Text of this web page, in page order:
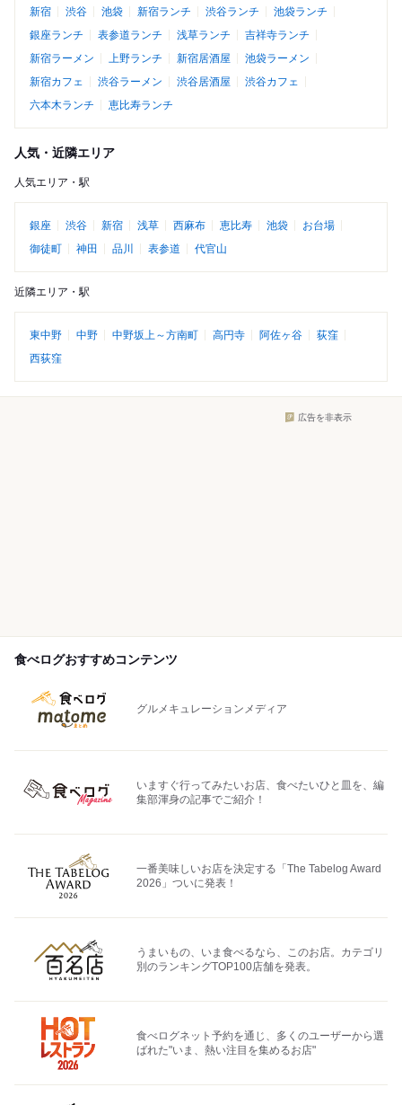
新宿 渋谷 池袋 新宿ランチ 渋谷ランチ
池袋ランチ
銀座ランチ
表参道ランチ 浅草ランチ
吉祥寺ランチ
新宿ラーメン
上野ランチ 新宿居酒屋
池袋ラーメン
新宿カフェ
渋谷ラーメン 渋谷居酒屋
渋谷カフェ
六本木ランチ
恵比寿ランチ
人気・近隣エリア
人気エリア・駅
銀座 渋谷 新宿 浅草 西麻布 恵比寿 池袋
お台場
御徒町
神田 品川 表参道 代官山
近隣エリア・駅
東中野 中野 中野坂上～方南町 高円寺 阿佐ヶ谷
荻窪
西荻窪
広告を非表示
食べログおすすめコンテンツ
グルメキュレーションメディア
いますぐ行ってみたいお店、食べたいひと皿を、編
集部渾身の記事でご紹介！
一番美味しいお店を決定する「The Tabelog Award
2026」ついに発表！
うまいもの、いま食べるなら、このお店。カテゴリ
別のランキングTOP100店舗を発表。
食べログネット予約を通じ、多くのユーザーから選
ばれた"いま、熱い注目を集めるお店"